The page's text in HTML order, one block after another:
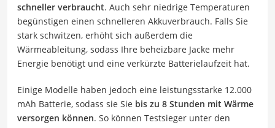
schneller verbraucht. Auch sehr niedrige Temperaturen
begünstigen einen schnelleren Akkuverbrauch. Falls Sie
stark schwitzen, erhöht sich außerdem die
Wärmeableitung, sodass Ihre beheizbare Jacke mehr
Energie benötigt und eine verkürzte Batterielaufzeit hat.
Einige Modelle haben jedoch eine leistungsstarke 12.000
mAh Batterie, sodass sie Sie bis zu 8 Stunden mit Wärme
versorgen können. So können Testsieger unter den